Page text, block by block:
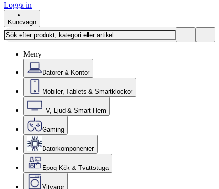
Logga in
Kundvagn
Meny
Datorer & Kontor
Mobiler, Tablets & Smartklockor
TV, Ljud & Smart Hem
Gaming
Datorkomponenter
Epoq Kök & Tvättstuga
Vitvaror